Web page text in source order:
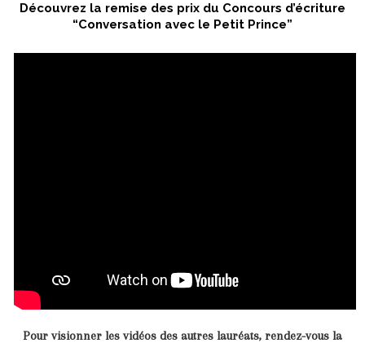
Découvrez la remise des prix du Concours d’écriture
“Conversation avec le Petit Prince”
Pour visionner les vidéos des autres lauréats, rendez-vous la